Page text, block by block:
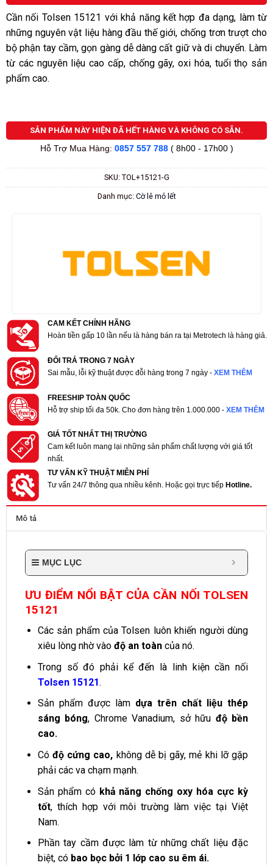
hạng
0.0
5
sao
Cần nối Tolsen 15121 với khả năng kết hợp đa dạng, làm từ
những nguyên vật liệu hàng đầu thế giới, chống trơn trượt cho
bộ phận tay cầm, gọn gàng dễ dàng cất giữ và di chuyển. Làm
từ các nguyên liệu cao cấp, chống gãy, oxi hóa, tuổi thọ sản
phẩm cao.
SẢN PHẨM NÀY HIỆN ĐÃ HẾT HÀNG VÀ KHÔNG CÓ SẴN.
Hỗ Trợ Mua Hàng: 0857 557 788 ( 8h00 - 17h00 )
SKU: TOL+15121-G
Danh mục: Cờ lê mỏ lết
CAM KẾT CHÍNH HÃNG
Hoàn tiền gấp 10 lần nếu là hàng bán ra tại Metrotech là hàng giả.
ĐỔI TRẢ TRONG 7 NGÀY
Sai mẫu, lỗi kỹ thuật được đỗi hàng trong 7 ngày - XEM THÊM
FREESHIP TOÀN QUỐC
Hỗ trợ ship tối đa 50k. Cho đơn hàng trên 1.000.000 - XEM THÊM
GIÁ TỐT NHẤT THỊ TRƯỜNG
Cam kết luôn mang lại những sản phẩm chất lượng với giá tốt
nhất.
TƯ VẤN KỸ THUẬT MIỄN PHÍ
Tư vấn 24/7 thông qua nhiều kênh. Hoặc gọi trực tiếp Hotline.
Mô tả
MỤC LỤC
ƯU ĐIỂM NỔI BẬT CỦA CẦN NỐI TOLSEN
15121
Các sản phẩm của Tolsen luôn khiến người dùng
xiêu lòng nhờ vàođộ an toàncủa nó.
Trong số đó phải kể đến là linh kiện cần nối
Tolsen 15121.
Sản phẩm được làm dựa trên chất liệu thép
sáng bóng, Chrome Vanadium, sở hữu độ bền
cao.
Có độ cứng cao, không dễ bị gãy, mẻ khi lỡ gặp
phải các va chạm mạnh.
Sản phẩm cókhả năng chống oxy hóa cực kỳ
tốt, thích hợp với môi trường làm việc tại Việt
Nam.
Phần tay cầm được làm từ những chất liệu đặc
biệt, cóbao bọc bởi 1 lớp cao su êm ái.